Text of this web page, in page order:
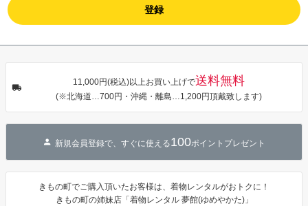
登録
11,000円(税込)以上お買い上げで送料無料
(※北海道…700円・沖縄・離島…1,200円頂戴致します)
新規会員登録で、すぐに使える100ポイントプレゼント
きもの町でご購入頂いたお客様は、着物レンタルがおトクに！
きもの町の姉妹店「着物レンタル 夢館(ゆめやかた)」